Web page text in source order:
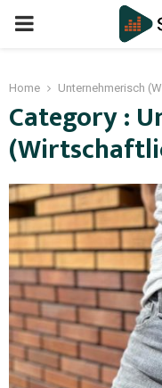
Home Unternehmerisch
Category :